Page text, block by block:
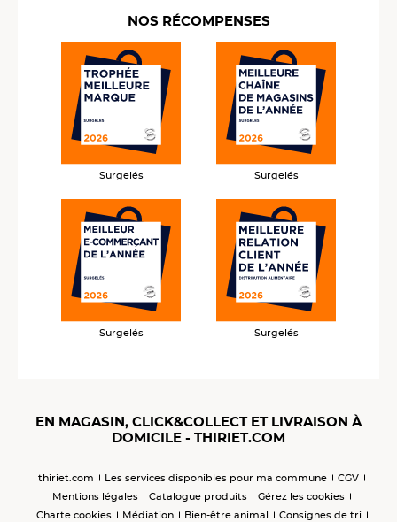
NOS RÉCOMPENSES
Surgelés Surgelés
Surgelés Surgelés
EN MAGASIN, CLICK&COLLECT ET LIVRAISON À
DOMICILE - THIRIET.COM
thiriet.com Les services disponibles pour ma commune
CGV
Mentions légales
Catalogue produits
Gérez les cookies
Charte cookies
Médiation Bien-être animal
Consignes de tri